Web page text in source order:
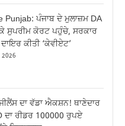
Punjab: ਪੰਜਾਬ ਦੇ ਮੁਲਾਜ਼ਮ DA
ਸੁਪਰੀਮ ਕੋਰਟ ਪਹੁੰਚੇ, ਸਰਕਾਰ
ਕੀਤੀ ‘ਕੇਵੀਏਟ’
ਦਾ ਵੱਡਾ ਐਕਸ਼ਨ! ਥਾਣੇਦਾਰ
ਦਾ ਰੀਡਰ 100000 ਰੁਪਏ